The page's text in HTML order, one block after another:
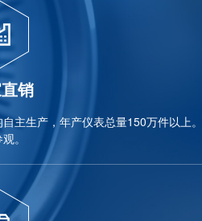
销
自主生产，年产仪表总量150万件以上
。